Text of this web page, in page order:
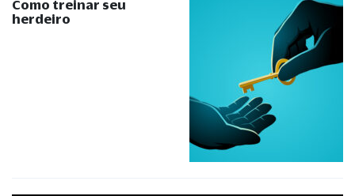
Como treinar seu
herdeiro